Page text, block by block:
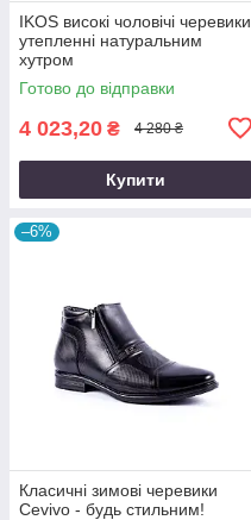
IKOS високі чоловічі черевики
утепленні натуральним
хутром
Готово до відправки
4 023,20 ₴ 4 280 ₴
Купити
–6%
Класичні зимові черевики
Cevivo - будь стильним!